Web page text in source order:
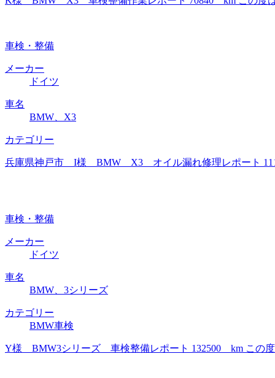
車検・整備
メーカー
ドイツ
車名
BMW、X3
カテゴリー
兵庫県神戸市 I様 BMW X3 オイル漏れ修理レポート
車検・整備
メーカー
ドイツ
車名
BMW、3シリーズ
カテゴリー
BMW車検
Y様 BMW3シリーズ 車検整備レポート 132500 km この度